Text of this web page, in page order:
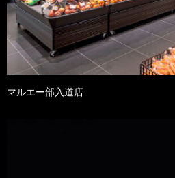
マルエー部入道店